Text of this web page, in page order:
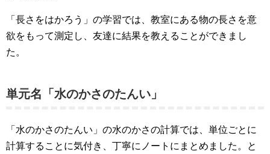
「長さをはかろう」の学習では、教室にある物の長さを意
欲をもって測定し、友達に結果を教えることができまし
た。
単元名「水のかさのたんい」
「水のかさのたんい」の水のかさの計算では、単位ごとに
計算することに気付き、丁寧にノートにまとめました。と